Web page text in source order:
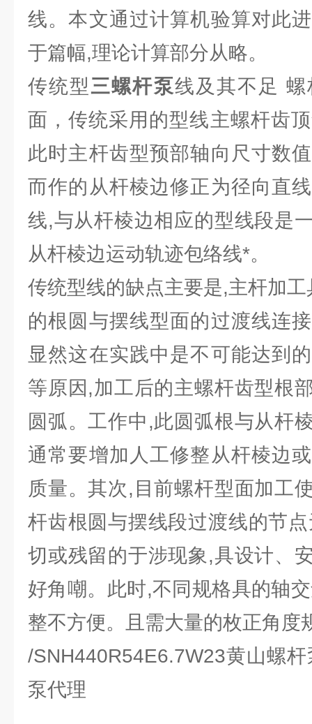
线。本文通过计算机验算对此
于篇幅,理论计算部分从略。
传统型三螺杆泵线及其不足
面，传统采用的型线主螺杆齿
此时主杆齿型预部轴向尺寸数
而作的从杆棱边修正为径向直
线,与从杆棱边相应的型线段是
从杆棱边运动轨迹包络线*。
传统型线的缺点主要是,主杆加
的根圆与摆线型面的过渡线连
显然这在实践中是不可能达到
等原因,加工后的主螺杆齿型根
圆弧。工作中,此圆弧根与从杆
通常要增加人工修整从杆棱边
质量。其次,目前螺杆型面加工
杆齿根圆与摆线段过渡线的节
切或残留的于涉现象,具设计、
好角嘲。此时,不同规格具的轴
整不方便。且需大量的枚正角度
/SNH440R54E6.7W23黄山螺
泵代理